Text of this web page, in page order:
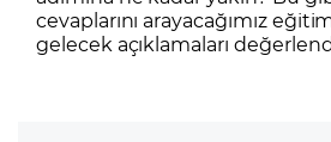
cevaplarını arayacağımız
gelecek açıklamaları